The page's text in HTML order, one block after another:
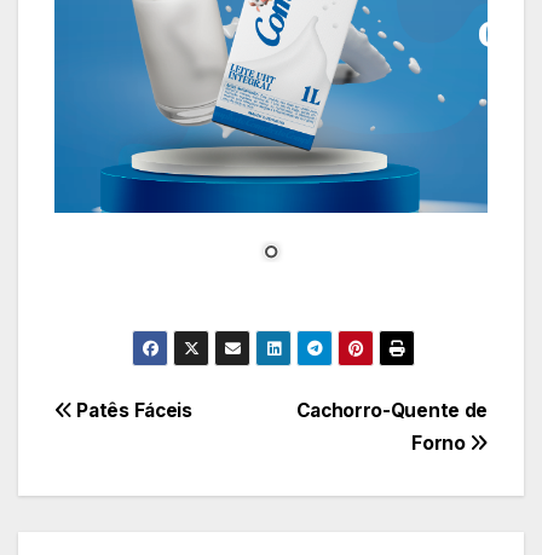
Navegação
Cachorro-Quente de
Forno
Patês Fáceis